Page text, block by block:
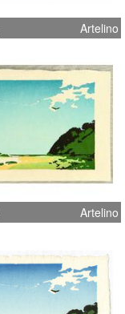
Artelino
Artelino